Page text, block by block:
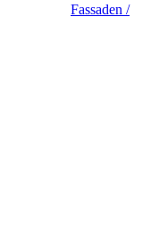
Fassaden /